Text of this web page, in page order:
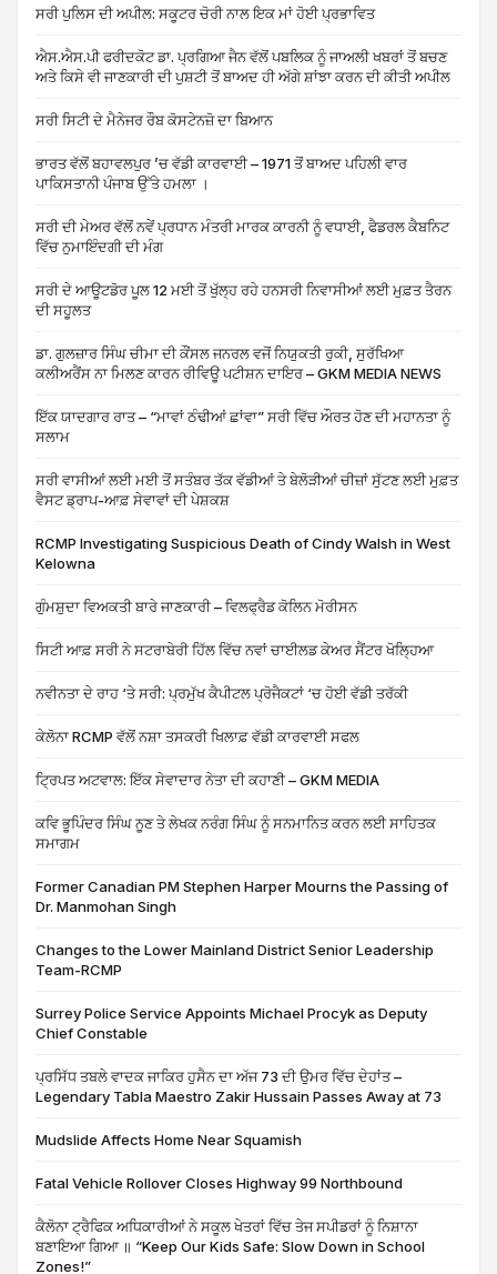
ਸਰੀ ਪੁਲਿਸ ਦੀ ਅਪੀਲ: ਸਕੂਟਰ ਚੋਰੀ ਨਾਲ ਇਕ ਮਾਂ ਹੋਈ ਪ੍ਰਭਾਵਿਤ
ਐਸ.ਐਸ.ਪੀ ਫਰੀਦਕੋਟ ਡਾ. ਪ੍ਰਗਿਆ ਜੈਨ ਵੱਲੋਂ ਪਬਲਿਕ ਨੂੰ ਜਾਅਲੀ ਖਬਰਾਂ ਤੋਂ ਬਚਣ
ਅਤੇ ਕਿਸੇ ਵੀ ਜਾਣਕਾਰੀ ਦੀ ਪੁਸ਼ਟੀ ਤੋਂ ਬਾਅਦ ਹੀ ਅੱਗੇ ਸ਼ਾਂਝਾ ਕਰਨ ਦੀ ਕੀਤੀ ਅਪੀਲ
ਸਰੀ ਸਿਟੀ ਦੇ ਮੈਨੇਜਰ ਰੌਬ ਕੋਸਟੇਨਜ਼ੋ ਦਾ ਬਿਆਨ
ਭਾਰਤ ਵੱਲੋਂ ਬਹਾਵਲਪੁਰ ’ਚ ਵੱਡੀ ਕਾਰਵਾਈ – 1971 ਤੋਂ ਬਾਅਦ ਪਹਿਲੀ ਵਾਰ
ਪਾਕਿਸਤਾਨੀ ਪੰਜਾਬ ਉੱਤੇ ਹਮਲਾ ।
ਸਰੀ ਦੀ ਮੇਅਰ ਵੱਲੋਂ ਨਵੇਂ ਪ੍ਰਧਾਨ ਮੰਤਰੀ ਮਾਰਕ ਕਾਰਨੀ ਨੂੰ ਵਧਾਈ, ਫੈਡਰਲ ਕੈਬਨਿਟ
ਵਿੱਚ ਨੁਮਾਇੰਦਗੀ ਦੀ ਮੰਗ
ਸਰੀ ਦੇ ਆਊਟਡੋਰ ਪੂਲ 12 ਮਈ ਤੋਂ ਖੁੱਲ੍ਹ ਰਹੇ ਹਨਸਰੀ ਨਿਵਾਸੀਆਂ ਲਈ ਮੁਫ਼ਤ ਤੈਰਨ
ਦੀ ਸਹੂਲਤ
ਡਾ. ਗੁਲਜ਼ਾਰ ਸਿੰਘ ਚੀਮਾ ਦੀ ਕੌਂਸਲ ਜਨਰਲ ਵਜੋਂ ਨਿਯੁਕਤੀ ਰੁਕੀ, ਸੁਰੱਖਿਆ
ਕਲੀਅਰੈਂਸ ਨਾ ਮਿਲਣ ਕਾਰਨ ਰੀਵਿਊ ਪਟੀਸ਼ਨ ਦਾਇਰ – GKM MEDIA NEWS
ਇੱਕ ਯਾਦਗਾਰ ਰਾਤ – “ਮਾਵਾਂ ਠੰਢੀਆਂ ਛਾਂਵਾ” ਸਰੀ ਵਿੱਚ ਔਰਤ ਹੋਣ ਦੀ ਮਹਾਨਤਾ ਨੂੰ
ਸਲਾਮ
ਸਰੀ ਵਾਸੀਆਂ ਲਈ ਮਈ ਤੋਂ ਸਤੰਬਰ ਤੱਕ ਵੱਡੀਆਂ ਤੇ ਬੇਲੋੜੀਆਂ ਚੀਜ਼ਾਂ ਸੁੱਟਣ ਲਈ ਮੁਫ਼ਤ
ਵੈਸਟ ਡ੍ਰਾਪ-ਆਫ਼ ਸੇਵਾਵਾਂ ਦੀ ਪੇਸ਼ਕਸ਼
RCMP Investigating Suspicious Death of Cindy Walsh in West
Kelowna
ਗੁੰਮਸ਼ੁਦਾ ਵਿਅਕਤੀ ਬਾਰੇ ਜਾਣਕਾਰੀ – ਵਿਲਫ੍ਰੈਡ ਕੋਲਿਨ ਮੋਰੀਸਨ
ਸਿਟੀ ਆਫ਼ ਸਰੀ ਨੇ ਸਟਰਾਬੇਰੀ ਹਿੱਲ ਵਿੱਚ ਨਵਾਂ ਚਾਈਲਡ ਕੇਅਰ ਸੈਂਟਰ ਖੋਲ੍ਹਿਆ
ਨਵੀਨਤਾ ਦੇ ਰਾਹ ‘ਤੇ ਸਰੀ: ਪ੍ਰਮੁੱਖ ਕੈਪੀਟਲ ਪ੍ਰੋਜੈਕਟਾਂ ‘ਚ ਹੋਈ ਵੱਡੀ ਤਰੱਕੀ
ਕੇਲੋਨਾ RCMP ਵੱਲੋਂ ਨਸ਼ਾ ਤਸਕਰੀ ਖਿਲਾਫ਼ ਵੱਡੀ ਕਾਰਵਾਈ ਸਫਲ
ਟ੍ਰਿਪਤ ਅਟਵਾਲ: ਇੱਕ ਸੇਵਾਦਾਰ ਨੇਤਾ ਦੀ ਕਹਾਣੀ – GKM MEDIA
ਕਵਿ ਭੂਪਿੰਦਰ ਸਿੰਘ ਨੂਣ ਤੇ ਲੇਖਕ ਨਰੰਗ ਸਿੰਘ ਨੂੰ ਸਨਮਾਨਿਤ ਕਰਨ ਲਈ ਸਾਹਿਤਕ
ਸਮਾਗਮ
Former Canadian PM Stephen Harper Mourns the Passing of
Dr. Manmohan Singh
Changes to the Lower Mainland District Senior Leadership
Team-RCMP
Surrey Police Service Appoints Michael Procyk as Deputy
Chief Constable
ਪ੍ਰਸਿੱਧ ਤਬਲੇ ਵਾਦਕ ਜਾਕਿਰ ਹੁਸੈਨ ਦਾ ਅੱਜ 73 ਦੀ ਉਮਰ ਵਿੱਚ ਦੇਹਾਂਤ –
Legendary Tabla Maestro Zakir Hussain Passes Away at 73
Mudslide Affects Home Near Squamish
Fatal Vehicle Rollover Closes Highway 99 Northbound
ਕੈਲੋਨਾ ਟ੍ਰੈਫਿਕ ਅਧਿਕਾਰੀਆਂ ਨੇ ਸਕੂਲ ਖੇਤਰਾਂ ਵਿੱਚ ਤੇਜ ਸਪੀਡਰਾਂ ਨੂੰ ਨਿਸ਼ਾਨਾ
ਬਣਾਇਆ ਗਿਆ ॥ “Keep Our Kids Safe: Slow Down in School
Zones!”